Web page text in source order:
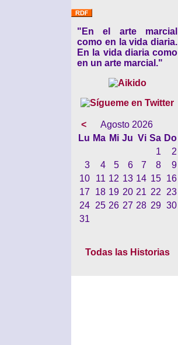
"En el arte marcial
como en la vida diaria.
En la vida diaria como
en un arte marcial."
<
Agosto 2026
Lu Ma Mi Ju Vi Sa Do
1
2
3
4 5 6 7 8
9
10
11 12 13 14 15
16
17
18 19 20 21 22
23
24
25 26 27 28 29 30
31
Todas las Historias